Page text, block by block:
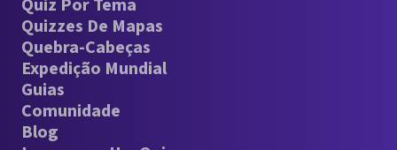
Quiz Por Tema
Quizzes De Mapas
Quebra-Cabeças
Expedição Mundial
Guias
Comunidade
Blog